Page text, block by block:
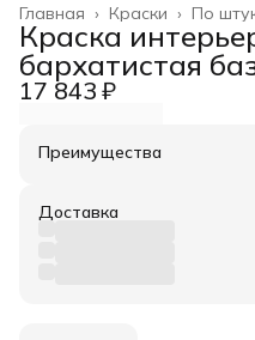
По
Краски ›
Главная ›
Краска
бархатистая
17 843 ₽
Преимущества
Оплата частями в Сплит
Удобный возврат
Доставка